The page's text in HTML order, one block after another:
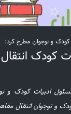
و نوجوان مطرح کرد:
کودک
ادبیات کودک و
و نوجوان انتقال